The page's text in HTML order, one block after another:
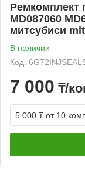
Ремкомплект
MD087060
митсубиси
В наличии
Код:
7 000 ₸/
5 000 ₸ от 10